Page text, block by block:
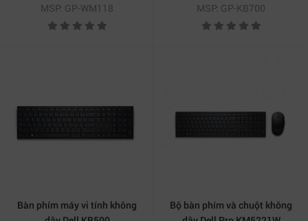
MSP: GP-WM118 MSP: GP-KB700
Bàn phím máy vi tính không
Bộ bàn phím và chuột không